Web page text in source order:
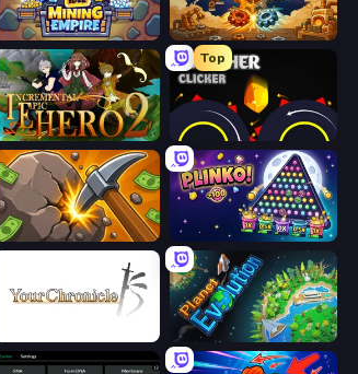
Idle Mining Empire Gear Factory
Incremental Epic Hero 2
Top
Crusher Clicker
Mine Clicker PLINKO!
Planet Evolution: Idle Clicker